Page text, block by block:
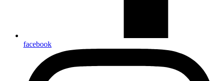
facebook